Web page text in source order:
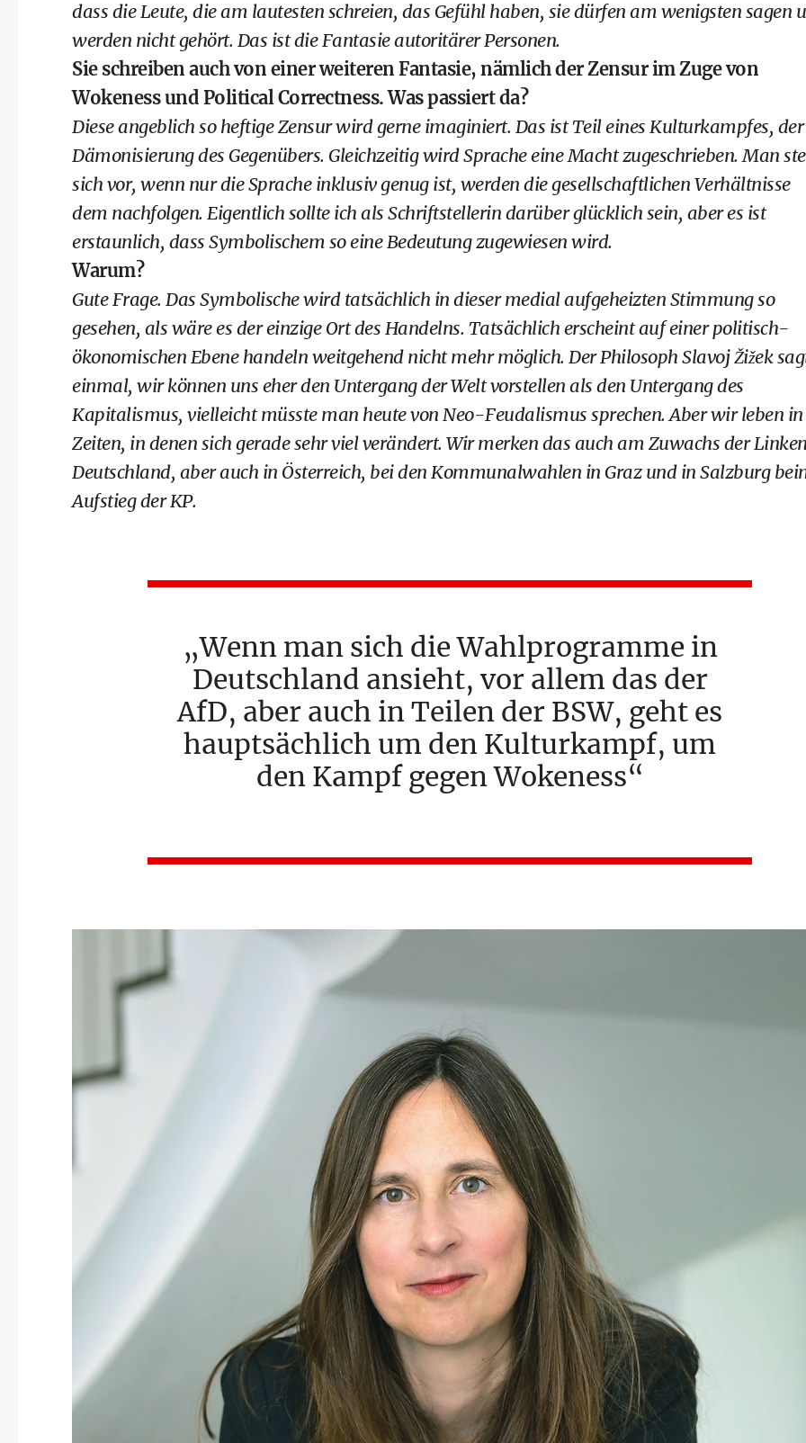
dass die Leute, die am lautesten schreien, das Gefühl haben, sie dürfen am wenigsten sagen
werden nicht gehört. Das ist die Fantasie autoritärer Personen.
Sie schreiben auch von einer weiteren Fantasie, nämlich der Zensur im Zuge von
Wokeness und Political Correctness. Was passiert da?
Diese angeblich so heftige Zensur wird gerne imaginiert. Das ist Teil eines Kulturkampfes, der
Dämonisierung des Gegenübers. Gleichzeitig wird Sprache eine Macht zugeschrieben. Man
sich vor, wenn nur die Sprache inklusiv genug ist, werden die gesellschaftlichen Verhältnisse
dem nachfolgen. Eigentlich sollte ich als Schriftstellerin darüber glücklich sein, aber es ist
erstaunlich, dass Symbolischem so eine Bedeutung zugewiesen wird.
Warum?
Gute Frage. Das Symbolische wird tatsächlich in dieser medial aufgeheizten Stimmung so
gesehen, als wäre es der einzige Ort des Handelns. Tatsächlich erscheint auf einer politisch-
ökonomischen Ebene handeln weitgehend nicht mehr möglich. Der Philosoph Slavoj Žižek
einmal, wir können uns eher den Untergang der Welt vorstellen als den Untergang des
Kapitalismus, vielleicht müsste man heute von Neo-Feudalismus sprechen. Aber wir leben in
Zeiten, in denen sich gerade sehr viel verändert. Wir merken das auch am Zuwachs der
Deutschland, aber auch in Österreich, bei den Kommunalwahlen in Graz und in Salzburg
Aufstieg der KP.
Wenn man sich die Wahlprogramme in
Deutschland ansieht, vor allem das der
AfD, aber auch in Teilen der BSW, geht es
hauptsächlich um den Kulturkampf, um
den Kampf gegen Wokeness